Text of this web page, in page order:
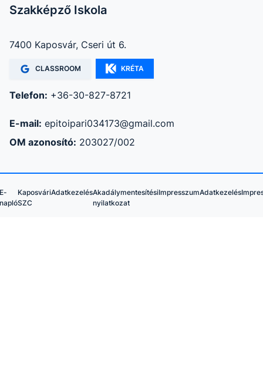
Szakképző Iskola
7400 Kaposvár, Cseri út 6.
CLASSROOM KRÉTA
Telefon: +36-30-827-8721
E-mail: epitoipari034173@gmail.com
OM azonosító: 203027/002
E-
napló
Kaposvári
SZC
AdatkezelésAkadálymentesítési
nyilatkozat
ImpresszumAdatkezelés